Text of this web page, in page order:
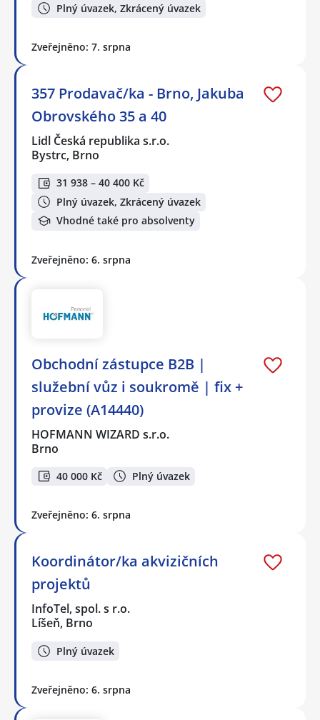
Plný úvazek, Zkrácený úvazek
Zveřejněno: 7. srpna
357 Prodavač/ka - Brno, Jakuba
Obrovského 35 a 40
Lidl Česká republika s.r.o.
Bystrc, Brno
31 938 – 40 400 Kč
Plný úvazek, Zkrácený úvazek
Vhodné také pro absolventy
Zveřejněno: 6. srpna
Obchodní zástupce B2B |
služební vůz i soukromě | fix +
provize (A14440)
HOFMANN WIZARD s.r.o.
Brno
40 000 Kč Plný úvazek
Zveřejněno: 6. srpna
Koordinátor/ka akvizičních
projektů
InfoTel, spol. s r.o.
Líšeň, Brno
Plný úvazek
Zveřejněno: 6. srpna